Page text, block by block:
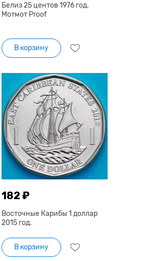
Белиз 25 центов 1976 год.
Мотмот Proof
В корзину
182 ₽
Восточные Карибы 1 доллар
2015 год.
В корзину